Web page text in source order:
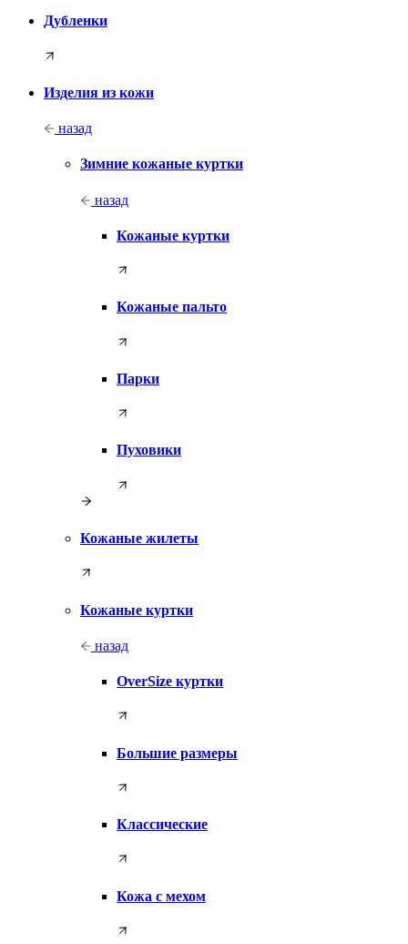
Дубленки
Изделия из кожи
назад
Зимние кожаные куртки
назад
Кожаные куртки
Кожаные пальто
Парки
Пуховики
Кожаные жилеты
Кожаные куртки
назад
OverSize куртки
Большие размеры
Классические
Кожа с мехом